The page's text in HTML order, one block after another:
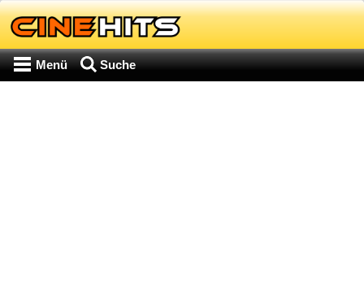
Menü Suche